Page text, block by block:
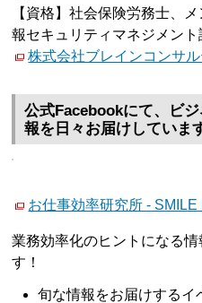
【資格】社会保険労務士、
報セキュリティマネジメン
株式会社ブレインコンサ
公式Facebookにて、ビ
報を日々お届けしていま
お仕事効率研究所 - SMILE
業務効率化のヒントになる
す！
旬な情報をお届けするイ